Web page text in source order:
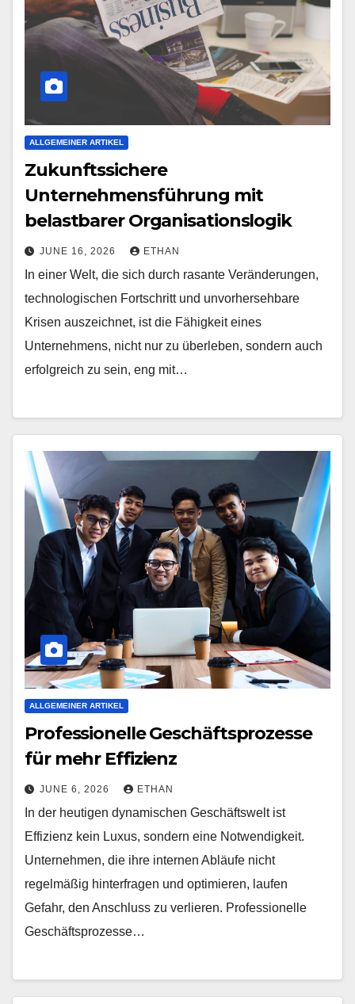
ALLGEMEINER ARTIKEL
Zukunftssichere
Unternehmensführung mit
belastbarer Organisationslogik
JUNE 16, 2026 ETHAN
In einer Welt, die sich durch rasante Veränderungen,
technologischen Fortschritt und unvorhersehbare
Krisen auszeichnet, ist die Fähigkeit eines
Unternehmens, nicht nur zu überleben, sondern auch
erfolgreich zu sein, eng mit…
ALLGEMEINER ARTIKEL
Professionelle Geschäftsprozesse
für mehr Effizienz
JUNE 6, 2026 ETHAN
In der heutigen dynamischen Geschäftswelt ist
Effizienz kein Luxus, sondern eine Notwendigkeit.
Unternehmen, die ihre internen Abläufe nicht
regelmäßig hinterfragen und optimieren, laufen
Gefahr, den Anschluss zu verlieren. Professionelle
Geschäftsprozesse…